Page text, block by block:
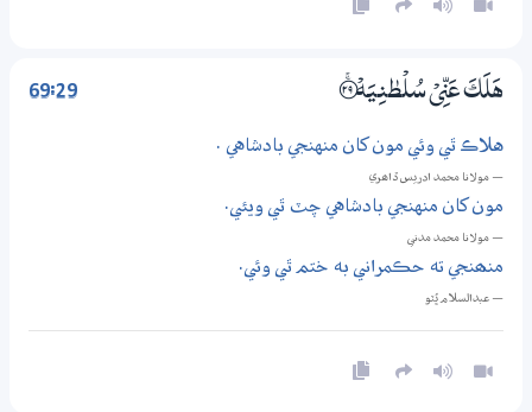
69:29 هَلَكَ عَنِّيْ سُلْطٰنِيَهْ ؀ۚ29
هلاڪ ٿي وئي مون کان منهنجي بادشاهي .
— مولانا محمد ادريس ڏاھري
مون کان منهنجي بادشاهي چٽ ٿي ويئي.
— مولانا محمد مدني
منھنجي ته حڪمراني به ختم ٿي وئي.
— عبدالسلام ڀُٽو